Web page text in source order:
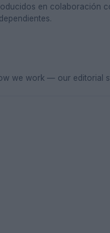
en colaboración
we work — our editorial